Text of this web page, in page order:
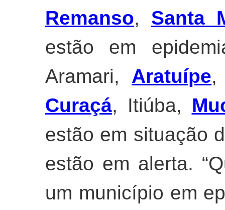
Remanso, Santa
estão em
Aramari, Aratuípe,
Curaçá, Itiúba,
estão em situação
estão em alerta.
um município em